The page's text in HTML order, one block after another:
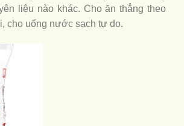
liệu nào khác. Cho ăn thẳng theo
cho uống nước sạch tự do.